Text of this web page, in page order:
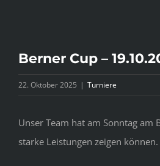
grösseres
Bild
Berner Cup –
22. Oktober 2025 | Turniere
Unser Team hat am Sonntag am
starke Leistungen zeigen können.